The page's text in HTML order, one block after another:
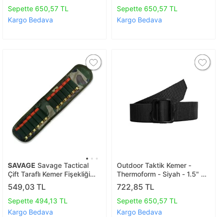
Sepette 650,57 TL
Kargo Bedava
Sepette 650,57 TL
Kargo Bedava
SAVAGE Savage Tactical
Çift Taraflı Kemer Fişekliği
Kamuflaj (dr.001)
549,03 TL
Sepette 494,13 TL
Kargo Bedava
Outdoor Taktik Kemer -
Thermoform - Siyah - 1.5" 38
Mm 140 Cm
722,85 TL
Sepette 650,57 TL
Kargo Bedava